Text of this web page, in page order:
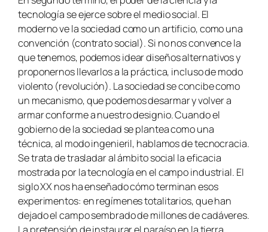
tecnología se ejerce sobre el medio social. El
moderno ve la sociedad como un artificio, como una
convención (contrato social). Si no nos convence la
que tenemos, podemos idear diseños alternativos y
proponernos llevarlos a la práctica, incluso de modo
violento (revolución). La sociedad se concibe como
un mecanismo, que podemos desarmar y volver a
armar conforme a nuestro designio. Cuando el
gobierno de la sociedad se plantea como una
técnica, al modo ingenieril, hablamos de tecnocracia.
Se trata de trasladar al ámbito social la eficacia
mostrada por la tecnología en el campo industrial. El
siglo XX nos ha enseñado cómo terminan esos
experimentos: en regímenes totalitarios, que han
dejado el campo sembrado de millones de cadáveres.